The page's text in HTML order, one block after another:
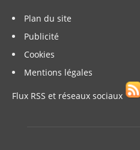
Plan du site
Publicité
Cookies
Mentions légales
Flux RSS et réseaux sociaux